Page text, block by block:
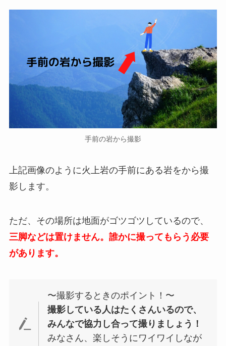
手前の岩から撮影
上記画像のように火上岩の手前にある岩をから撮
影します。
ただ、その場所は地面がゴツゴツしているので、
三脚などは置けません。誰かに撮ってもらう必要
があります。
〜撮影するときのポイント！〜
撮影している人はたくさんいるので、
みんなで協力し合って撮りましょう！
みなさん、楽しそうにワイワイしなが